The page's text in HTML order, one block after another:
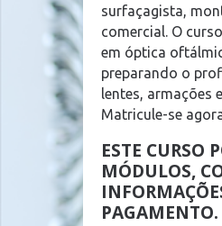
surfaçagista,
comercial. O
em óptica
preparando o
lentes, armações
Matricule-se
ESTE CURSO
MÓDULOS,
PAGAMENTO.